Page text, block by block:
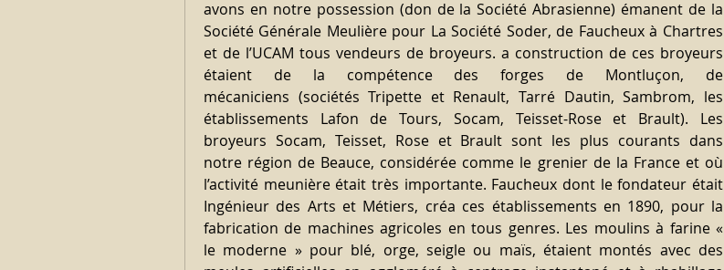
avons en notre possession (don de la Société Abrasienne) émanent de la
Société Générale Meulière pour La Société Soder, de Faucheux à Chartres
et de l’UCAM tous vendeurs de broyeurs. a construction de ces broyeurs
étaient de la compétence des forges de Montluçon, de
mécaniciens (sociétés Tripette et Renault, Tarré Dautin, Sambrom, les
établissements Lafon de Tours, Socam, Teisset-Rose et Brault). Les
broyeurs Socam, Teisset, Rose et Brault sont les plus courants dans
notre région de Beauce, considérée comme le grenier de la France et où
l’activité meunière était très importante. Faucheux dont le fondateur était
Ingénieur des Arts et Métiers, créa ces établissements en 1890, pour la
fabrication de machines agricoles en tous genres. Les moulins à farine «
le moderne » pour blé, orge, seigle ou maïs, étaient montés avec des